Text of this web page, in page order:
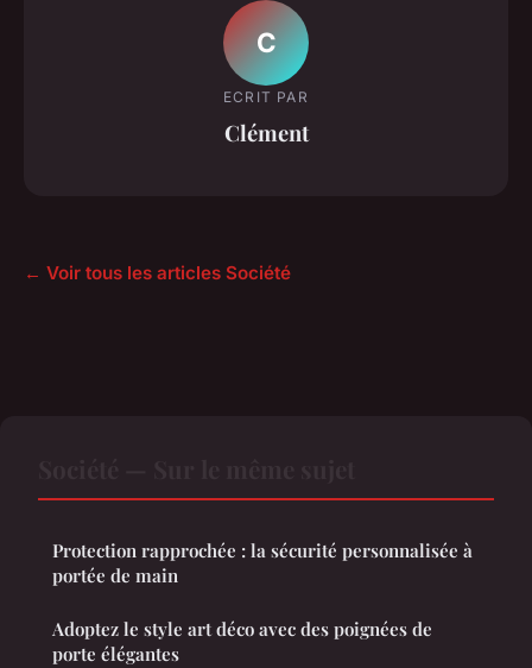
C
ECRIT PAR
Clément
← Voir tous les articles Société
Protection rapprochée : la sécurité personnalisée à
portée de main
Adoptez le style art déco avec des poignées de
porte élégantes